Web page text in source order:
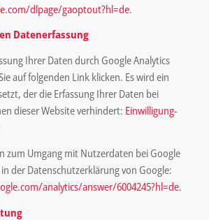
dlpage/gaoptout?hl=de.
Datenerfassung
Ihrer Daten durch Google Analytics
auf folgenden Link klicken. Es wird ein
der die Erfassung Ihrer Daten bei
dieser Website verhindert: Einwilligung-
zum Umgang mit Nutzerdaten bei Google
der Datenschutzerklärung von Google:
analytics/answer/6004245?hl=de.